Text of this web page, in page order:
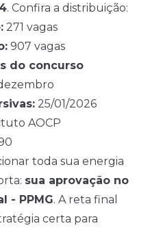
. Confira a distribuição:
271 vagas
907 vagas
do concurso
25/01/2026
AOCP
toda sua energia
sua aprovação no
- PPMG. A reta final
certa para